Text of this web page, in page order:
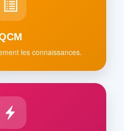
les connaissances.